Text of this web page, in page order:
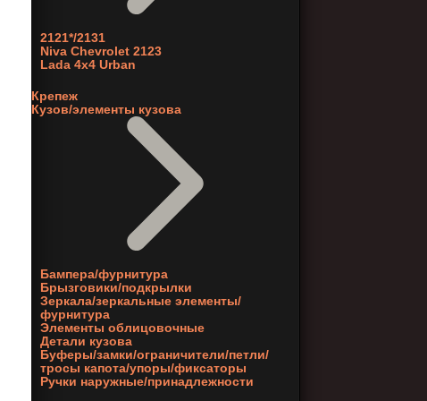
2121*/2131
Niva Chevrolet 2123
Lada 4x4 Urban
Крепеж
Кузов/элементы кузова
Бампера/фурнитура
Брызговики/подкрылки
Зеркала/зеркальные элементы/
фурнитура
Элементы облицовочные
Детали кузова
Буферы/замки/ограничители/петли/
тросы капота/упоры/фиксаторы
Ручки наружные/принадлежности